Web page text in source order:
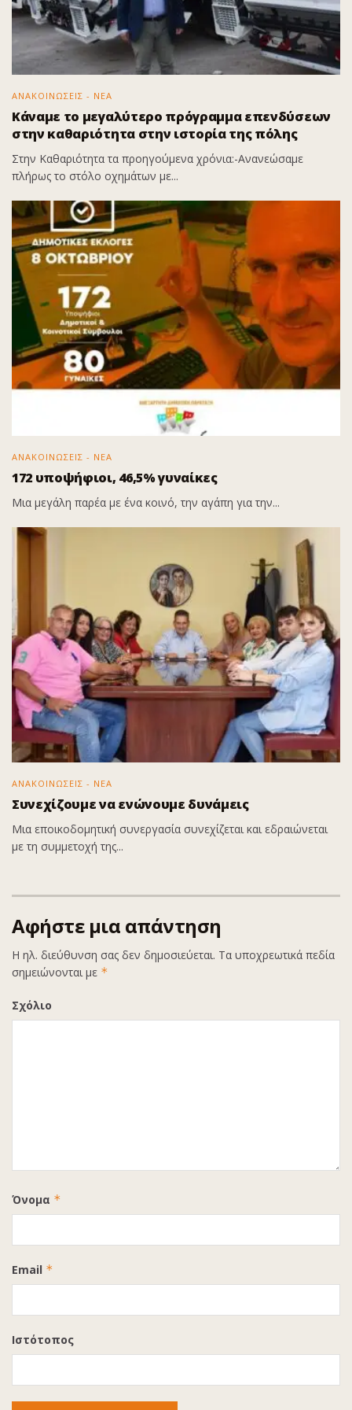
ΑΝΑΚΟΙΝΩΣΕΙΣ - ΝΕΑ
Κάναμε το μεγαλύτερο πρόγραμμα επενδύσεων
στην καθαριότητα στην ιστορία της πόλης
Στην Καθαριότητα τα προηγούμενα χρόνια:-Ανανεώσαμε
πλήρως το στόλο οχημάτων με...
ΑΝΑΚΟΙΝΩΣΕΙΣ - ΝΕΑ
172 υποψήφιοι, 46,5% γυναίκες
Μια μεγάλη παρέα με ένα κοινό, την αγάπη για την...
ΑΝΑΚΟΙΝΩΣΕΙΣ - ΝΕΑ
Συνεχίζουμε να ενώνουμε δυνάμεις
Μια εποικοδομητική συνεργασία συνεχίζεται και εδραιώνεται
με τη συμμετοχή της...
Αφήστε μια απάντηση
Η ηλ. διεύθυνση σας δεν δημοσιεύεται. Τα υποχρεωτικά πεδία
σημειώνονται με *
Σχόλιο
Όνομα *
Email *
Ιστότοπος